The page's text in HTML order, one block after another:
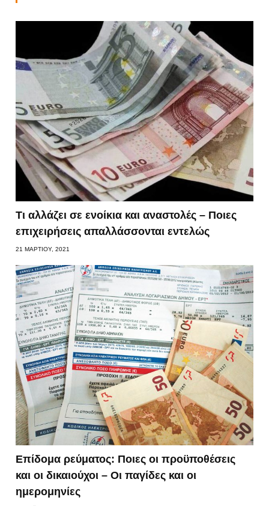
Τι αλλάζει σε ενοίκια και αναστολές – Ποιες
επιχειρήσεις απαλλάσσονται εντελώς
21 ΜΑΡΤΊΟΥ, 2021
Επίδομα ρεύματος: Ποιες οι προϋποθέσεις
και οι δικαιούχοι – Οι παγίδες και οι
ημερομηνίες